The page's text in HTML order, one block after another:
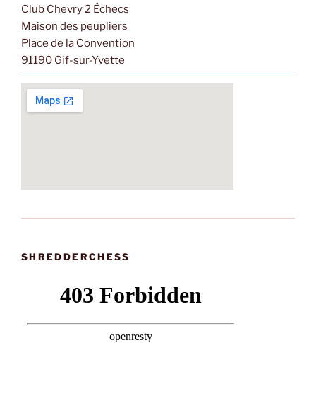
Club Chevry 2 Échecs
Maison des peupliers
Place de la Convention
91190 Gif-sur-Yvette
SHREDDERCHESS